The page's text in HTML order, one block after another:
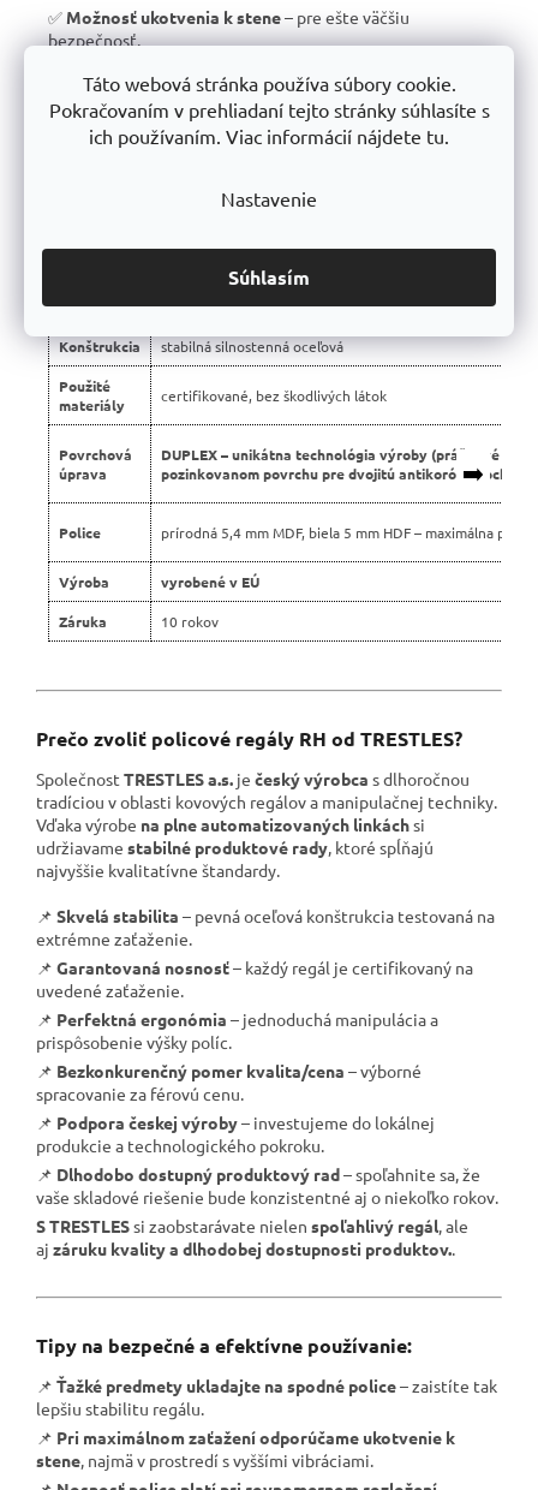
Táto webová stránka používa súbory cookie.
Pokračovaním v prehliadaní tejto stránky súhlasíte s
ich používaním. Viac informácií nájdete tu.
Nastavenie
Súhlasím
✅ Možnosť ukotvenia k stene– pre ešte väčšiu
bezpečnosť.
výroba s dlhou životnosťou.
✅10 rokov záruka– dôkaz kvality a dlhodobej odolnosti.
➡️
regály Trestles RH 🏆
Montáž bezskrutková – jednoduchá
Konštrukcia stabilná silnostenná oceľová
Použité
materiály
certifikované, bez škodlivých látok
Povrchová
úprava
DUPLEX – unikátna technológia výroby (práškové
pozinkovanom povrchu pre dvojitú antikoróznu
Police prírodná 5,4 mm MDF, biela 5 mm HDF – maximálna
Výroba vyrobené v EÚ
Záruka 10 rokov
Prečo zvoliť policové regály RH od TRESTLES?
Společnost TRESTLES a.s. je český výrobca s dlhoročnou
tradíciou v oblasti kovových regálov a manipulačnej techniky.
Vďaka výrobe na plne automatizovaných linkáchsi
udržiavame stabilné produktové rady , ktoré spĺňajú
najvyššie kvalitatívne štandardy.
📌 Skvelá stabilita – pevná oceľová konštrukcia testovaná na
extrémne zaťaženie.
📌 Garantovaná nosnosť– každý regál je certifikovaný na
uvedené zaťaženie.
📌 Perfektná ergonómia – jednoduchá manipulácia a
prispôsobenie výšky políc.
📌 Bezkonkurenčný pomer kvalita/cena – výborné
spracovanie za férovú cenu.
📌 Podpora českej výroby– investujeme do lokálnej
produkcie a technologického pokroku.
📌 Dlhodobo dostupný produktový rad– spoľahnite sa, že
vaše skladové riešenie bude konzistentné aj o niekoľko rokov.
S TRESTLESsi zaobstarávate nielen spoľahlivý regál , ale
aj záruku kvality a dlhodobej dostupnosti produktov.
Tipy na bezpečné a efektívne používanie:
📌 Ťažké predmety ukladajte na spodné police– zaistíte tak
lepšiu stabilitu regálu.
📌 Pri maximálnom zaťažení odporúčame ukotvenie k
stene , najmä v prostredí s vyššími vibráciami.